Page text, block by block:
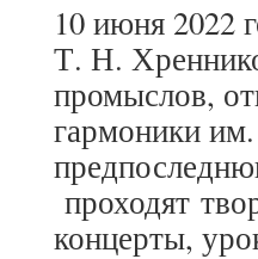
10 июня 2022
Т. Н.
промыслов,
гармоники
проходят
концерты,